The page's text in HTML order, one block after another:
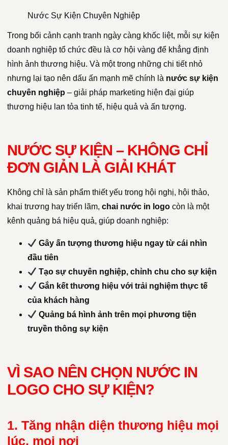
Nước Sự Kiện Chuyên Nghiệp
Trong bối cảnh cạnh tranh ngày càng khốc liệt, mỗi sự kiện
doanh nghiệp tổ chức đều là cơ hội vàng để khẳng định
hình ảnh thương hiệu. Và một trong những chi tiết nhỏ
nhưng lại tạo nên dấu ấn mạnh mẽ chính là nước sự kiện
chuyên nghiệp – giải pháp marketing hiện đại giúp
thương hiệu lan tỏa tinh tế, hiệu quả và ấn tượng.
NƯỚC SỰ KIỆN – KHÔNG CHỈ
ĐƠN GIẢN LÀ GIẢI KHÁT
Không chỉ là sản phẩm thiết yếu trong hội nghị, hội thảo,
khai trương hay triển lãm, chai nước in logo còn là một
kênh quảng bá hiệu quả, giúp doanh nghiệp:
Gây ấn tượng thương hiệu ngay từ cái nhìn
đầu tiên
Tạo sự chuyên nghiệp, chỉnh chu cho sự kiện
Gắn kết thương hiệu với trải nghiệm thực tế
của khách hàng
Quảng bá hình ảnh trên mọi phương tiện
truyền thông sự kiện
VÌ SAO NÊN CHỌN NƯỚC IN
LOGO CHO SỰ KIỆN?
1. Tăng nhận diện thương hiệu mọi
lúc, mọi nơi